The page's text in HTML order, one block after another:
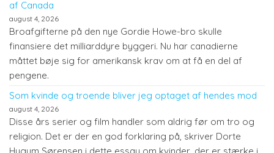
af Canada
august 4, 2026
Broafgifterne på den nye Gordie Howe-bro skulle
finansiere det milliarddyre byggeri. Nu har canadierne
måttet bøje sig for amerikansk krav om at få en del af
pengene.
Som kvinde og troende bliver jeg optaget af hendes mod
august 4, 2026
Disse års serier og film handler som aldrig før om tro og
religion. Det er der en god forklaring på, skriver Dorte